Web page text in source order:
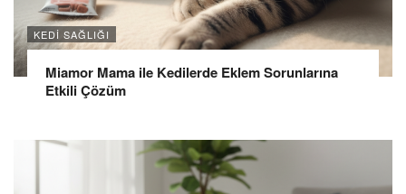
KEDI SAĞLIĞI
Miamor Mama ile Kedilerde Eklem Sorunlarına
Etkili Çözüm